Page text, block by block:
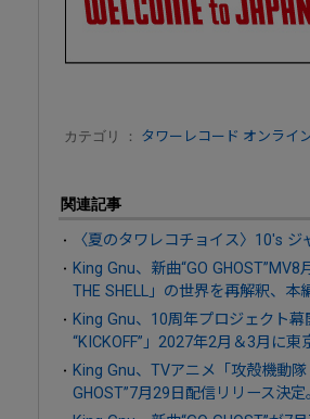
カテゴリ ： タワーレコード オンライ
関連記事
〈夏のタワレコチョイス〉10's
King Gnu、新曲“GO
THE SHELL」の世界を再解釈、
King Gnu、10周年プロジェクト
“KICKOFF”」2027年2月＆3月に
King Gnu、TVアニメ「攻殻機動隊
GHOST”7月29日配信リリース決